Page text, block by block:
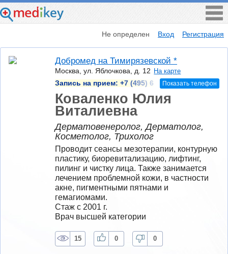
Не определен Вход Регистрация
Добромед на Тимирязевской *
Москва, ул. Яблочкова, д. 12 На карте
Запись на прием: +7 (495) 6 Показать телефон
Коваленко Юлия
Виталиевна
Дерматовенеролог, Дерматолог,
Косметолог, Трихолог
Проводит сеансы мезотерапии, контурную
пластику, биоревитализацию, лифтинг,
пилинг и чистку лица. Также занимается
лечением проблемной кожи, в частности
акне, пигментными пятнами и
гемагиомами.
Стаж с 2001 г.
Врач высшей категории
15 0 0